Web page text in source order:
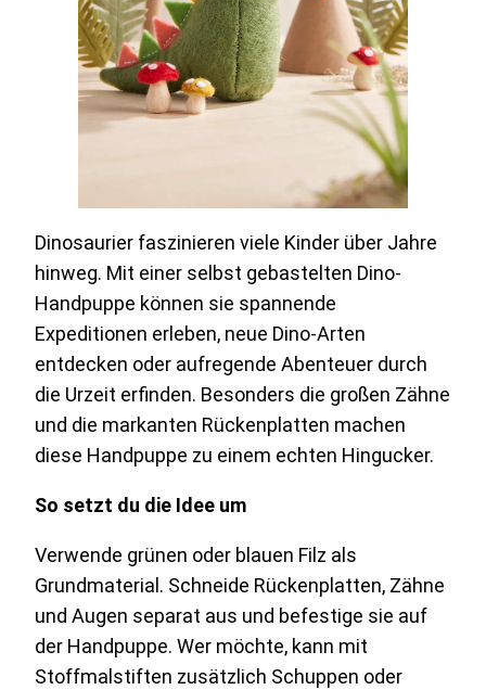
Dinosaurier faszinieren viele Kinder über Jahre
hinweg. Mit einer selbst gebastelten Dino-
Handpuppe können sie spannende
Expeditionen erleben, neue Dino-Arten
entdecken oder aufregende Abenteuer durch
die Urzeit erfinden. Besonders die großen Zähne
und die markanten Rückenplatten machen
diese Handpuppe zu einem echten Hingucker.
So setzt du die Idee um
Verwende grünen oder blauen Filz als
Grundmaterial. Schneide Rückenplatten, Zähne
und Augen separat aus und befestige sie auf
der Handpuppe. Wer möchte, kann mit
Stoffmalstiften zusätzlich Schuppen oder